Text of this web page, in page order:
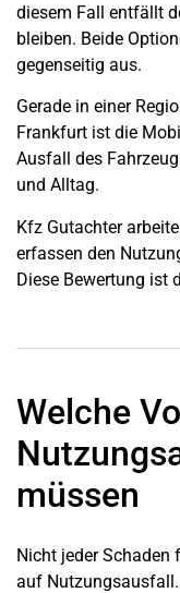
diesem Fall entfällt
bleiben. Beide
gegenseitig aus.
Gerade in einer
Frankfurt ist die
Ausfall des
und Alltag.
Kfz Gutachter
erfassen den
Diese Bewertung ist
Welche
müssen
Nicht jeder
auf